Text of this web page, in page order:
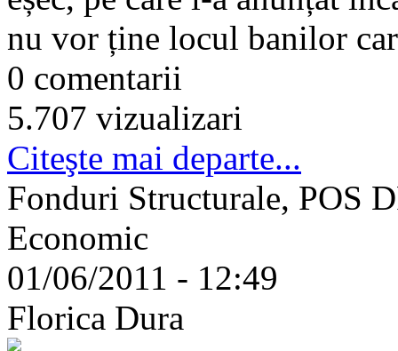
nu vor ține locul banilor
0 comentarii
5.707 vizualizari
Citeşte mai departe...
Fonduri Structurale, POS
Economic
01/06/2011 - 12:49
Florica Dura